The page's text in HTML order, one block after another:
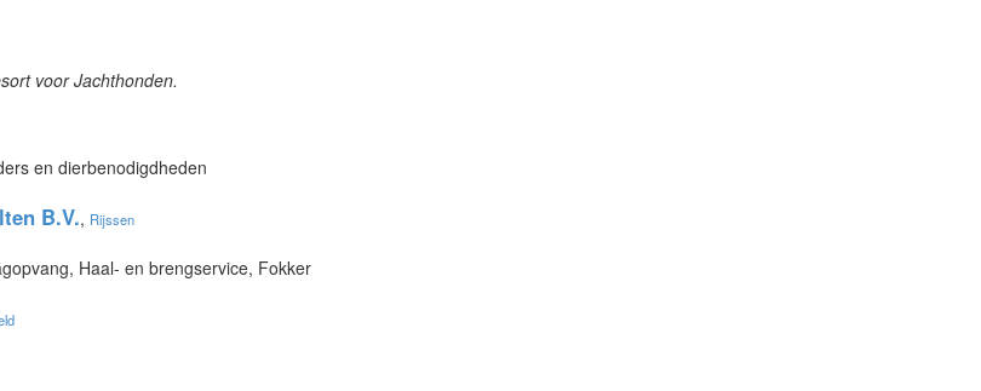
voor Jachthonden.
en dierbenodigdheden
B.V., Rijssen
Haal- en brengservice, Fokker